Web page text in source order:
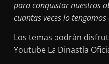
para conquistar nuestros
cuantas veces lo
Los temas podrán
Youtube La Dinastía